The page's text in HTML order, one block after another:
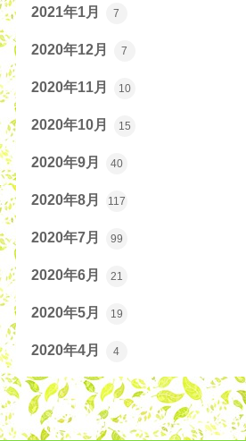
2021年1月 7
2020年12月 7
2020年11月 10
2020年10月 15
2020年9月 40
2020年8月 117
2020年7月 99
2020年6月 21
2020年5月 19
2020年4月 4